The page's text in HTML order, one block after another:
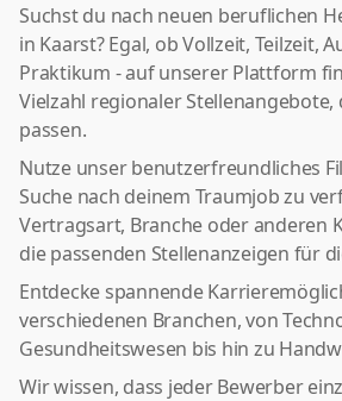
Suchst du nach neuen beruflichen
in Kaarst? Egal, ob Vollzeit, Teilzeit,
Praktikum - auf unserer Plattform
Vielzahl regionaler
passen.
Nutze unser benutzerfreundliches
Suche nach deinem Traumjob zu
Vertragsart, Branche oder anderen
die passenden Stellenanzeigen für
Entdecke spannende
verschiedenen Branchen, von
Gesundheitswesen bis hin zu
Wir wissen, dass jeder Bewerber